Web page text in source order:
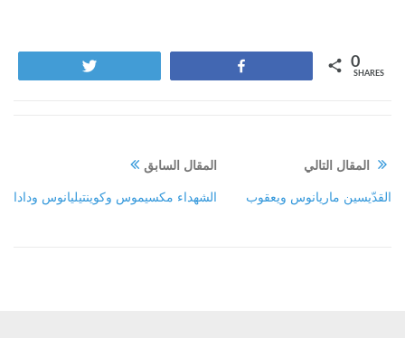
0
SHARES
المقال السابق
الشهداء مكسيموس وكوينتيليانوس ودادا
المقال التالي
القدّيسين ماريانوس ويعقوب